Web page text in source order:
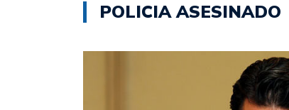
POLICIA ASESINADO